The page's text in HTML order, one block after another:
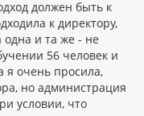
должен быть к
к директору,
одна и та же - не
56 человек и
я очень просила,
но администрация
условии, что